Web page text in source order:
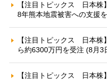
【注目トピックス 日本
8年熊本地震被害への支援
【注目トピックス 日本
ら約6300万円を受注 (8月3
【注目トピックス 日本